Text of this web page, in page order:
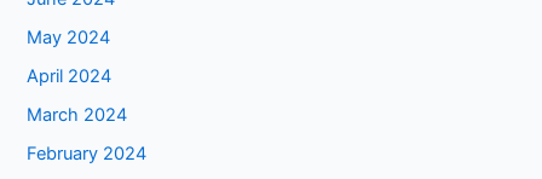
May 2024
April 2024
March 2024
February 2024